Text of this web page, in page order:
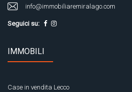
info@immobiliaremiralago.com
Seguici su:
IMMOBILI
Case in vendita Lecco